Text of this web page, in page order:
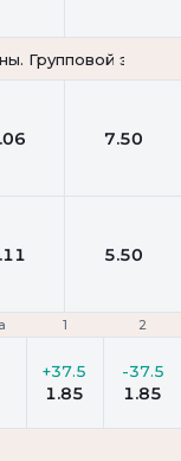
Групповой этап
7.50
5.50
1 2
1 2
+37.5
1.85
-37.5
1.85